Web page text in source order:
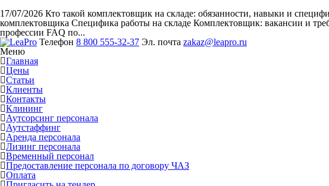
17/07/2026 Кто такой комплектовщик на складе: обязанности, навыки и
комплектовщика Специфика работы на складе Комплектовщик: вакансии и
профессии FAQ по...
Телефон 8 800 555-32-37 Эл. почта zakaz@leapro.ru
Меню
Главная
Цены
Статьи
Клиенты
Контакты
Клининг
Аутсорсинг персонала
Аутстаффинг
Аренда персонала
Лизинг персонала
Временный персонал
Предоставление персонала по договору ЧАЗ
Оплата